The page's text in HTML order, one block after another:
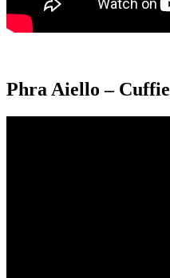
Phra Aiello – Cuffie